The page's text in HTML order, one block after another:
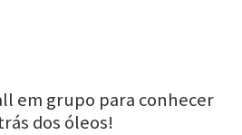
em grupo para conhecer
dos óleos!